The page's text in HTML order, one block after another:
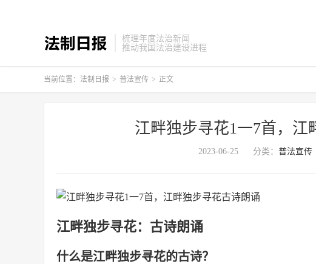
梳理年度法治新闻
推动我国法治建设进程
当前位置： 法制日报 > 普法宣传 > 正文
江畔独步寻花1一7首，江
2023-06-25 分类： 普法宣传
江畔独步寻花：古诗朗诵
什么是江畔独步寻花的古诗？